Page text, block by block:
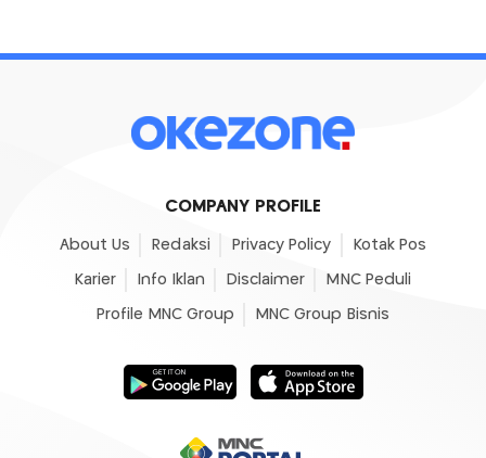
COMPANY PROFILE
About Us Redaksi Privacy Policy Kotak Pos
Karier Info Iklan Disclaimer MNC Peduli
Profile MNC Group MNC Group Bisnis